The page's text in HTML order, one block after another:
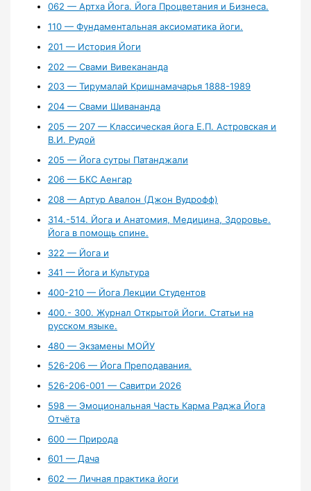
062 — Артха Йога. Йога Процветания и Бизнеса.
110 — Фундаментальная аксиоматика йоги.
201 — История Йоги
202 — Свами Вивекананда
203 — Тирумалай Кришнамачарья 1888-1989
204 — Свами Шивананда
205 — 207 — Классическая йога Е.П. Астровская и
В.И. Рудой
205 — Йога сутры Патанджали
206 — БКС Аенгар
208 — Артур Авалон (Джон Вудрофф)
314.-514. Йога и Анатомия, Медицина, Здоровье.
Йога в помощь спине.
322 — Йога и
341 — Йога и Культура
400-210 — Йога Лекции Студентов
400.- 300. Журнал Открытой Йоги. Статьи на
русском языке.
480 — Экзамены МОЙУ
526-206 — Йога Преподавания.
526-206-001 — Савитри 2026
598 — Эмоциональная Часть Карма Раджа Йога
Отчёта
600 — Природа
601 — Дача
602 — Личная практика йоги